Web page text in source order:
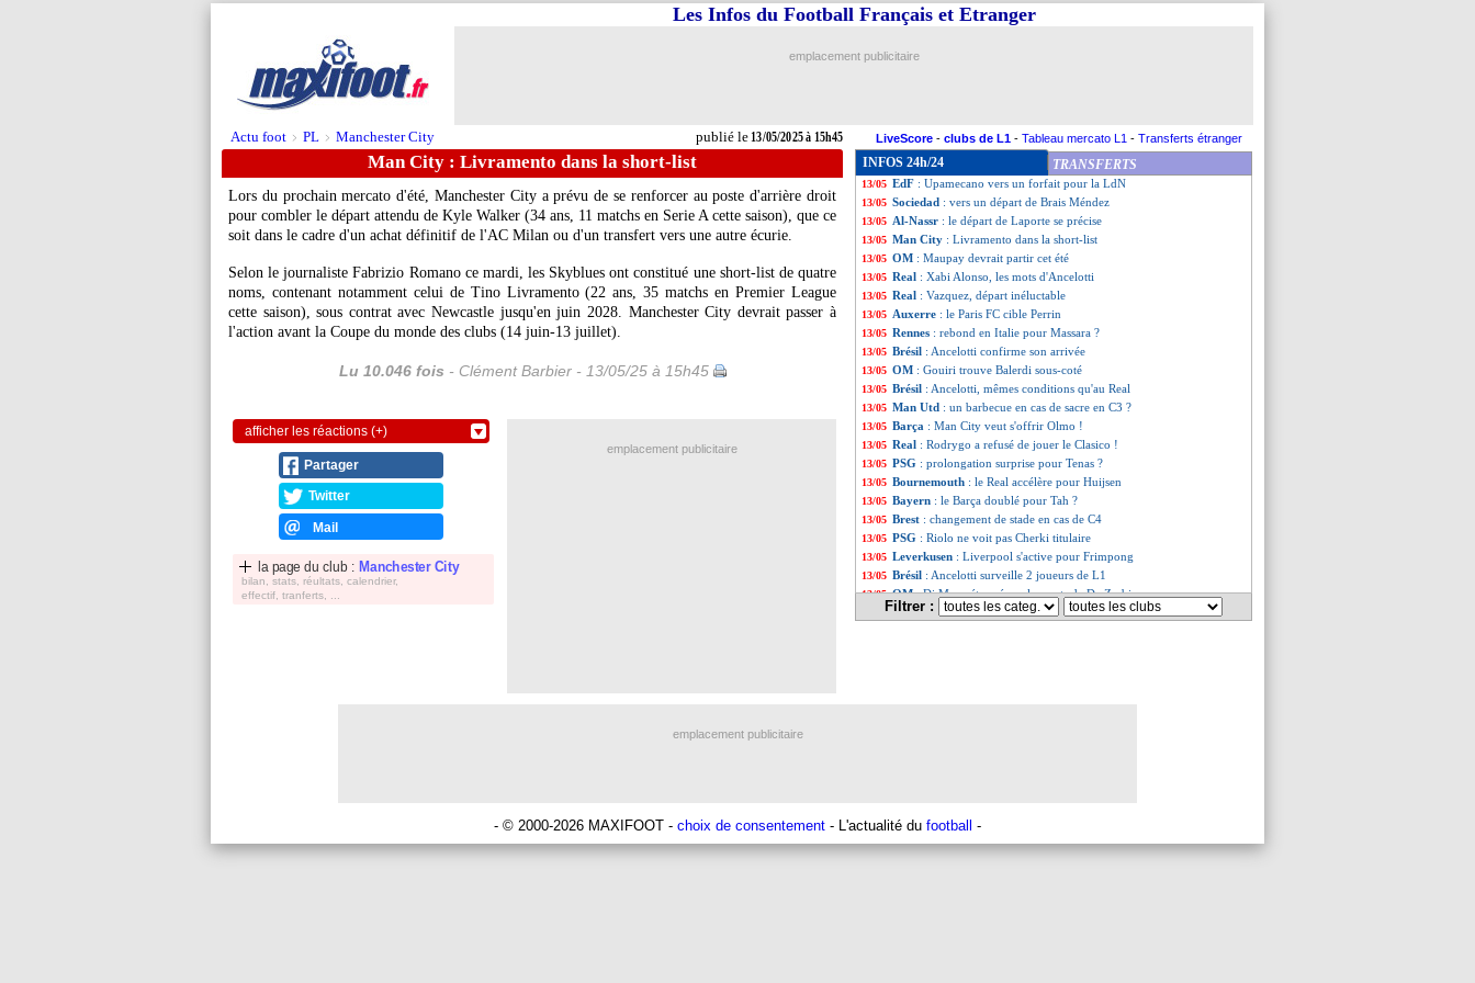
Actu foot > PL > Manchester City publié le13/05/2025 à 15h45
Les Infos du Football Français et Etranger
emplacement publicitaire
LiveScore - clubs de L1 - Tableau mercato L1 - Transferts étranger
Man City : Livramento dans la short-list
Lors du prochain mercato d'été, Manchester City a prévu de se renforcer au poste d'arrière droit
pour combler le départ attendu de Kyle Walker (34 ans, 11 matchs en Serie A cette saison), que ce
soit dans le cadre d'un achat définitif de l'AC Milan ou d'un transfert vers une autre écurie.
Selon le journaliste Fabrizio Romano ce mardi, les Skyblues ont constitué une short-list de quatre
noms, contenant notamment celui de Tino Livramento(22 ans, 35 matchs en Premier League
cette saison), sous contrat avec Newcastle jusqu'en juin 2028. Manchester City devrait passer à
l'action avant la Coupe du monde des clubs (14 juin-13 juillet).
Lu 10.046 fois - Clément Barbier - 13/05/25 à 15h45
afficher les réactions (+)
Partager
Twitter
Mail
la page du club : Manchester City
bilan, stats, réultats, calendrier,
effectif, tranferts, ...
INFOS 24h/24 TRANSFERTS
13/05 Real: Alonso fait pression pour Huijsen
13/05 Bayern
13/05 Dortmund: un ailier japonais dans le viseur
13/05 Lyon: Textor veut renvoyer Almada à Botafogo
13/05 EdF : Upamecano vers un forfait pour la LdN
13/05 Sociedad : vers un départ de Brais Méndez
13/05 Al-Nassr : le départ de Laporte se précise
13/05 Man City : Livramento dans la short-list
13/05 OM : Maupay devrait partir cet été
13/05 Real : Xabi Alonso, les mots d'Ancelotti
13/05 Real : Vazquez, départ inéluctable
13/05 Auxerre : le Paris FC cible Perrin
13/05 Rennes : rebond en Italie pour Massara ?
13/05 Brésil : Ancelotti confirme son arrivée
13/05 OM : Gouiri trouve Balerdi sous-coté
13/05 Brésil : Ancelotti, mêmes conditions qu'au Real
13/05 Man Utd : un barbecue en cas de sacre en C3 ?
13/05 Barça : Man City veut s'offrir Olmo !
13/05 Real : Rodrygo a refusé de jouer le Clasico !
13/05 PSG : prolongation surprise pour Tenas ?
13/05 Bournemouth : le Real accélère pour Huijsen
13/05 Bayern : le Barça doublé pour Tah ?
13/05 Brest : changement de stade en cas de C4
13/05 PSG : Riolo ne voit pas Cherki titulaire
13/05 Leverkusen : Liverpool s'active pour Frimpong
13/05 Brésil : Ancelotti surveille 2 joueurs de L1
13/05 OM: Di Meco étonné par les mots de De Zerbi
13/05 Monaco : Biereth n'est pas à vendre, mais...
Filtrer :
emplacement publicitaire
emplacement publicitaire
- © 2000-2026 MAXIFOOT - choix de consentement - L'actualité du football -